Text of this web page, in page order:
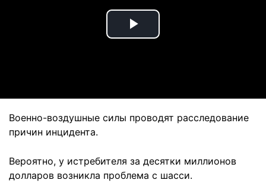
Play
Военно-воздушные силы проводят расследование
причин инцидента.
Вероятно, у истребителя за десятки миллионов
долларов возникла проблема с шасси.